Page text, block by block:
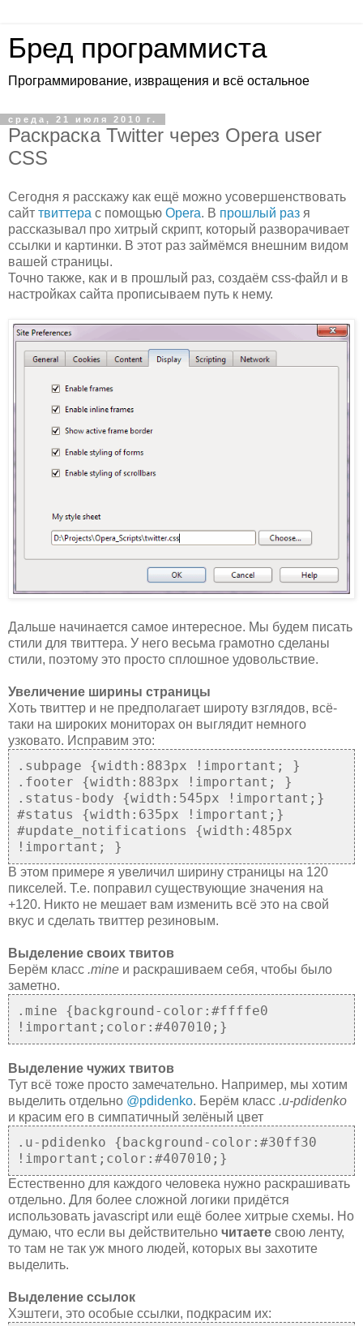
Бред программиста
Программирование, извращения и всё остальное
среда, 21 июля 2010 г.
Раскраска Twitter через Opera user
CSS
Сегодня я расскажу как ещё можно усовершенствовать
сайт твиттера с помощью Opera. В прошлый раз я
рассказывал про хитрый скрипт, который разворачивает
ссылки и картинки. В этот раз займёмся внешним видом
вашей страницы.
Точно также, как и в прошлый раз, создаём css-файл и в
настройках сайта прописываем путь к нему.
Дальше начинается самое интересное. Мы будем писать
стили для твиттера. У него весьма грамотно сделаны
стили, поэтому это просто сплошное удовольствие.
Увеличение ширины страницы
Хоть твиттер и не предполагает широту взглядов, всё-
таки на широких мониторах он выглядит немного
узковато. Исправим это:
.subpage {width:883px !important; }
.footer {width:883px !important; }
.status-body {width:545px !important;}
#status {width:635px !important;}
#update_notifications {width:485px
!important; }
В этом примере я увеличил ширину страницы на 120
пикселей. Т.е. поправил существующие значения на
+120. Никто не мешает вам изменить всё это на свой
вкус и сделать твиттер резиновым.
Выделение своих твитов
Берём класс .mine и раскрашиваем себя, чтобы было
заметно.
.mine {background-color:#ffffe0
!important;color:#407010;}
Выделение чужих твитов
Тут всё тоже просто замечательно. Например, мы хотим
выделить отдельно @pdidenko. Берём класс .u-pdidenko
и красим его в симпатичный зелёный цвет
.u-pdidenko {background-color:#30ff30
!important;color:#407010;}
Естественно для каждого человека нужно раскрашивать
отдельно. Для более сложной логики придётся
использовать javascript или ещё более хитрые схемы. Но
думаю, что если вы действительно читаете свою ленту,
то там не так уж много людей, которых вы захотите
выделить.
Выделение ссылок
Хэштеги, это особые ссылки, подкрасим их: